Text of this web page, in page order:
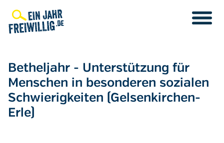
zum
Inhalt
Betheljahr - Unterstützung für
Menschen in besonderen sozialen
Schwierigkeiten (Gelsenkirchen-
Erle)